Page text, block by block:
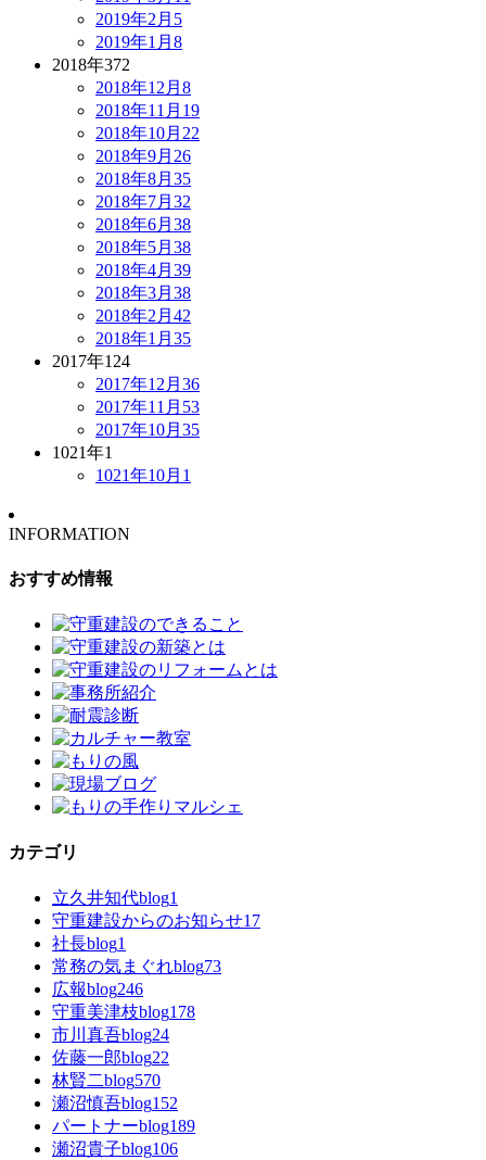
2019年2月 5
2019年1月 8
2018年372
2018年12月 8
2018年11月 19
2018年10月 22
2018年9月 26
2018年8月 35
2018年7月 32
2018年6月 38
2018年5月 38
2018年4月 39
2018年3月 38
2018年2月 42
2018年1月 35
2017年124
2017年12月 36
2017年11月 53
2017年10月 35
1021年1
1021年10月 1
INFORMATION
おすすめ情報
カテゴリ
立久井知代blog1
守重建設からのお知らせ17
社長blog1
常務の気まぐれblog73
広報blog246
守重美津枝blog178
市川真吾blog24
佐藤一郎blog22
林賢二blog570
瀬沼慎吾blog152
パートナーblog189
瀬沼貴子blog106